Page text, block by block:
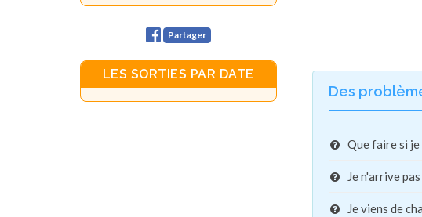
Des
Que faire si je
Je n'arrive
Je viens de
Partager
LES SORTIES PAR DATE